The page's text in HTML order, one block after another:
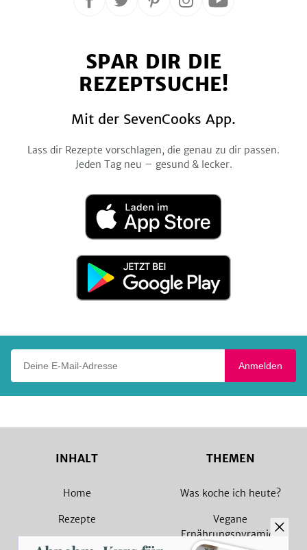
Folge
Facebook
Folge
Twitter
Folge
Pinterest
Folge
Instagram
Folge
YouTube
SPAR DIR DIE
REZEPTSUCHE!
Mit der SevenCooks App.
Lass dir Rezepte vorschlagen, die genau zu dir passen.
Jeden Tag neu – gesund & lecker.
Laden
im
App
Jetzt
Google
Anmelden
INHALT
Home
Rezepte
Magazin
THEMEN
Was koche ich heute?
Vegane
Ernährungspyramide